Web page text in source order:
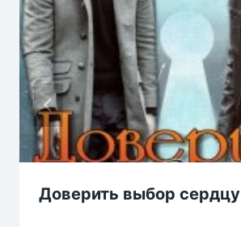
Доверить выбор сердцу